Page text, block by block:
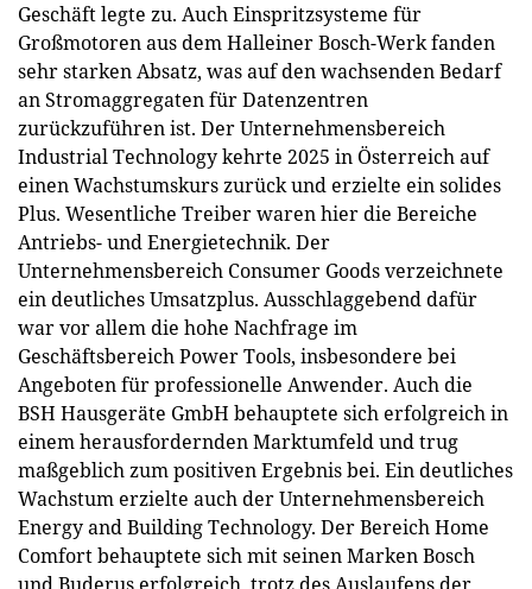
Geschäft legte zu. Auch Einspritzsysteme für
Großmotoren aus dem Halleiner Bosch-Werk fanden
sehr starken Absatz, was auf den wachsenden Bedarf
an Stromaggregaten für Datenzentren
zurückzuführen ist. Der Unternehmensbereich
Industrial Technology kehrte 2025 in Österreich auf
einen Wachstumskurs zurück und erzielte ein solides
Plus. Wesentliche Treiber waren hier die Bereiche
Antriebs- und Energietechnik. Der
Unternehmensbereich Consumer Goods verzeichnete
ein deutliches Umsatzplus. Ausschlaggebend dafür
war vor allem die hohe Nachfrage im
Geschäftsbereich Power Tools, insbesondere bei
Angeboten für professionelle Anwender. Auch die
BSH Hausgeräte GmbH behauptete sich erfolgreich in
einem herausfordernden Marktumfeld und trug
maßgeblich zum positiven Ergebnis bei. Ein deutliches
Wachstum erzielte auch der Unternehmensbereich
Energy and Building Technology. Der Bereich Home
Comfort behauptete sich mit seinen Marken Bosch